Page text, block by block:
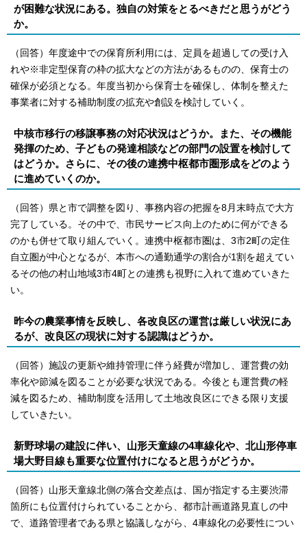
が困難な状況にある。独自の対策をとるべきだと思うがどう
か。
（回答）年度途中での保育所利用には、定員を超過しての受け入
れや※非定型保育の枠の拡大などの方法があるものの、保育士の
確保が必須となる。年度当初から保育士を確保し、体制を整えた
事業者に対する補助制度の拡充や創設を検討していく。
中核市移行の移譲事務の対応状況はどうか。また、その機能
発揮のため、子どもの発達相談などの部門の設置を検討して
はどうか。さらに、その後の連携中枢都市圏形成をどのよう
に進めていくのか。
（回答）県と市で調整を図り、事務内容の把握を8月末時点で大方
完了している。その中で、市民サービス向上のために何ができる
のかも併せて取り組んでいく。連携中枢都市圏は、3市2町の定住
自立圏が中心となるが、本市への通勤通学の割合が1割を超えてい
るその他の村山地域3市4町との連携も視野に入れて進めていきた
い。
昨今の農業事情を反映し、各改良区の運営は厳しい状況にあ
るが、改良区の現状に対する認識はどうか。
（回答）施設の更新や維持管理に伴う経費が増加し、運営費の効
率化や節減を図ることが必要な状況である。今後とも運営費の軽
減を図るため、補助制度を活用して土地改良区にできる限り支援
していきたい。
新野球場の建設に伴い、山形天童線の4車線化や、北山形停車
場大野目線も重要な位置付けになると思うがどうか。
（回答）山形天童線北側の落合交差点は、国が指定する主要渋滞
箇所にも位置付けられていることから、都市計画道路見直しの中
で、道路管理者である県と協議しながら、4車線化の必要性につい